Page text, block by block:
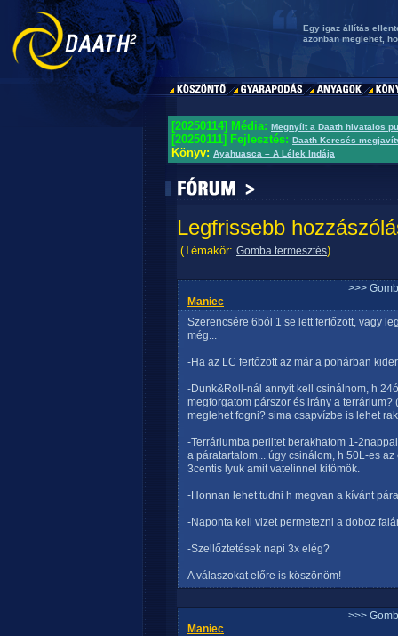
Egy igaz állítás
azonban meglehet,
[20250114] Média: Megnyílt a Daath hivatalos
[20250111] Fejlesztés: Daath Keresés
Könyv: Ayahuasca – A Lélek Indája
Legfrissebb
(Témakör: Gomba termesztés)
>>>
Maniec
Szerencsére 6ból 1 se lett fertőzött, vagy
még...
-Ha az LC fertőzött az már a pohárban
-Dunk&Roll-nál annyit kell csinálnom, h
megforgatom párszor és irány a
meglehet fogni? sima csapvízbe is lehet
-Terráriumba perlitet berakhatom 1-
a páratartalom... úgy csinálom, h 50L-es
3centis lyuk amit vatelinnel kitömök.
-Honnan lehet tudni h megvan a kívánt
-Naponta kell vizet permetezni a doboz
-Szellőztetések napi 3x elég?
A válaszokat előre is köszönöm!
>>>
Maniec